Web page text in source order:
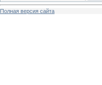
Полная версия сайта